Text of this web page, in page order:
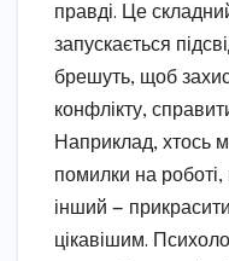
правді. Це
запускається
брешуть, щоб
конфлікту,
Наприклад, хтось
помилки на
інший —
цікавішим.